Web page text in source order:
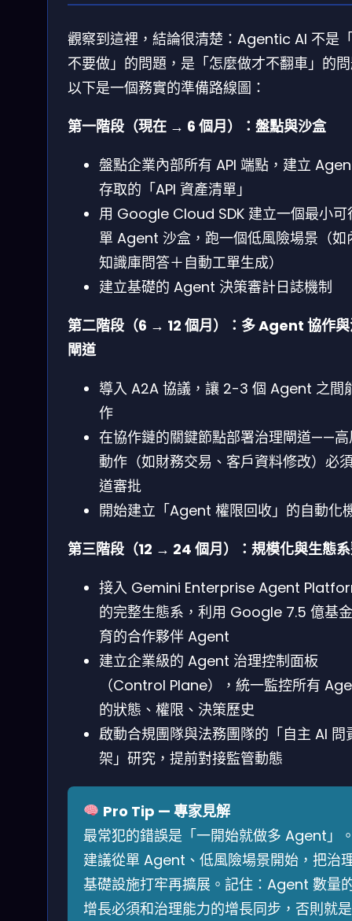
觀察到這裡，結論很清楚：Agentic AI 不是
不要做」的問題，是「怎麼做才不翻車」的
以下是一個務實的準備路線圖：
第一階段（現在 → 6 個月）：盤點與沙盒
盤點企業內部所有 API 端點，建立
存取的「API 資產清單」
用 Google Cloud SDK 建立一個最小可
單 Agent 沙盒，跑一個低風險場景（如
知識庫問答＋自動工單生成）
建立基礎的 Agent 決策審計日誌機制
第二階段（6 → 12 個月）：多 Agent 協作
閘道
導入 A2A 協議，讓 2-3 個 Agent 之間
作
在協作鏈的關鍵節點部署治理閘道——高
動作（如財務交易、客戶資料修改）必
道審批
開始建立「Agent 權限回收」的自動化
第三階段（12 → 24 個月）：規模化與生態
接入 Gemini Enterprise Agent
的完整生態系，利用 Google 7.5 億基
育的合作夥伴 Agent
建立企業級的 Agent 治理控制面板
（Control Plane），統一監控所有
的狀態、權限、決策歷史
啟動合規團隊與法務團隊的「自主 AI 問
架」研究，提前對接監管動態
Pro Tip — 專家見解
最常犯的錯誤是「一開始就做多 Agent」
建議從單 Agent、低風險場景開始，把治
基礎設施打牢再擴展。記住：Agent 數量
增長必須和治理能力的增長同步，否則就是